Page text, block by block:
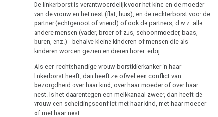
Biologische
natuurwet
Nomenclatuur
Hamerse
Haarden
Maagkanker
Mesothelioom
Epilepsie
Parkinson
De linkerborst is verantwoordelijk voor het kind en de moeder
van de vrouw en het nest (flat, huis), en de rechterborst voor de
partner (echtgenoot of vriend) of ook de partners, d.w.z. alle
andere mensen (vader, broer of zus, schoonmoeder, baas,
buren, enz.) - behalve kleine kinderen of mensen die als
kinderen worden gezien en dieren horen erbij.
Als een rechtshandige vrouw borstklierkanker in haar
linkerborst heeft, dan heeft ze ofwel een conflict van
bezorgdheid over haar kind, over haar moeder of over haar
nest. Is het daarentegen een melkkanaal-zweer, dan heeft de
vrouw een scheidingsconflict met haar kind, met haar moeder
of met haar nest.